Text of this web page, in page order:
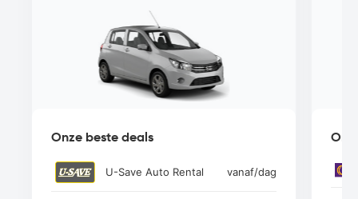
Onze beste deals
U-Save Auto Rental vanaf/dag